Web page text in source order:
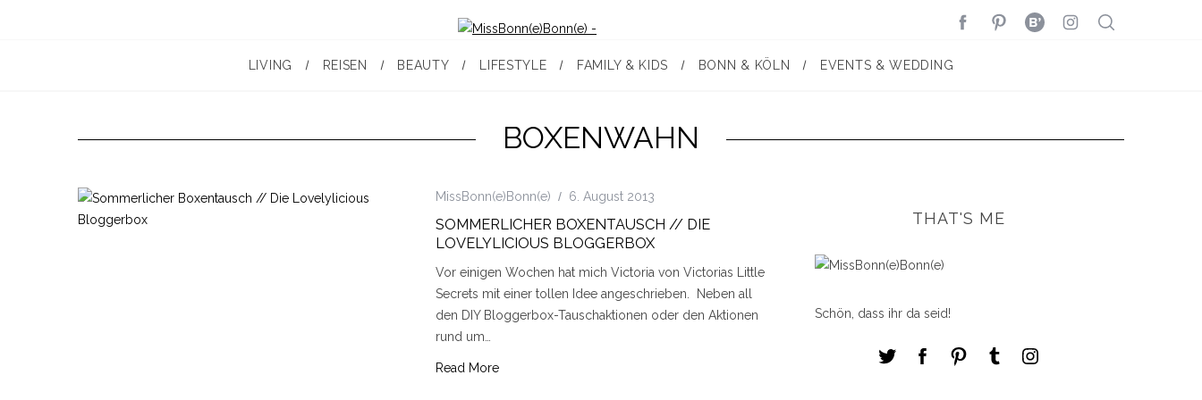
LIVING REISEN BEAUTY LIFESTYLE FAMILY & KIDS BONN & KÖLN EVENTS & WEDDING
BOXENWAHN
MissBonn(e)Bonn(e) 6. August 2013
SOMMERLICHER BOXENTAUSCH // DIE
LOVELYLICIOUS BLOGGERBOX
Vor einigen Wochen hat mich Victoria von Victorias Little
Secrets mit einer tollen Idee angeschrieben. Neben all
den DIY Bloggerbox-Tauschaktionen oder den Aktionen
rund um…
Read More
THAT'S ME
Schön, dass ihr da seid!